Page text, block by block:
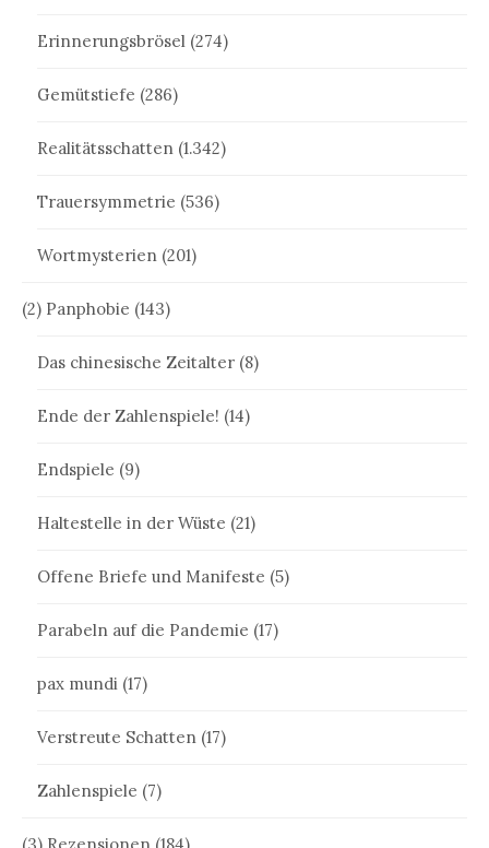
Erinnerungsbrösel (274)
Gemütstiefe (286)
Realitätsschatten (1.342)
Trauersymmetrie (536)
Wortmysterien (201)
(2) Panphobie (143)
Das chinesische Zeitalter (8)
Ende der Zahlenspiele! (14)
Endspiele (9)
Haltestelle in der Wüste (21)
Offene Briefe und Manifeste (5)
Parabeln auf die Pandemie (17)
pax mundi (17)
Verstreute Schatten (17)
Zahlenspiele (7)